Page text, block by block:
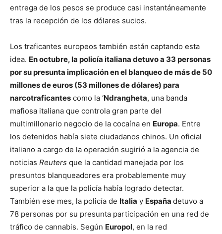
entrega de los pesos se produce casi instantáneamente
tras la recepción de los dólares sucios.
Los traficantes europeos también están captando esta
idea. En octubre, la policía italiana detuvo a 33 personas
por su presunta implicación en el blanqueo de más de 50
millones de euros (53 millones de dólares) para
narcotraficantes como la ‘Ndrangheta, una banda
mafiosa italiana que controla gran parte del
multimillonario negocio de la cocaína en Europa. Entre
los detenidos había siete ciudadanos chinos. Un oficial
italiano a cargo de la operación sugirió a la agencia de
noticias Reuters que la cantidad manejada por los
presuntos blanqueadores era probablemente muy
superior a la que la policía había logrado detectar.
También ese mes, la policía de Italia y España detuvo a
78 personas por su presunta participación en una red de
tráfico de cannabis. Según Europol, en la red